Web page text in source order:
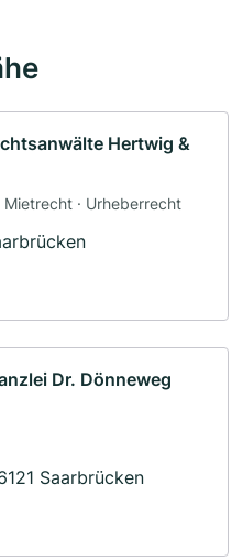
Hertwig &
Mietrecht · Urheberrecht
Dr. Dönneweg
Saarbrücken